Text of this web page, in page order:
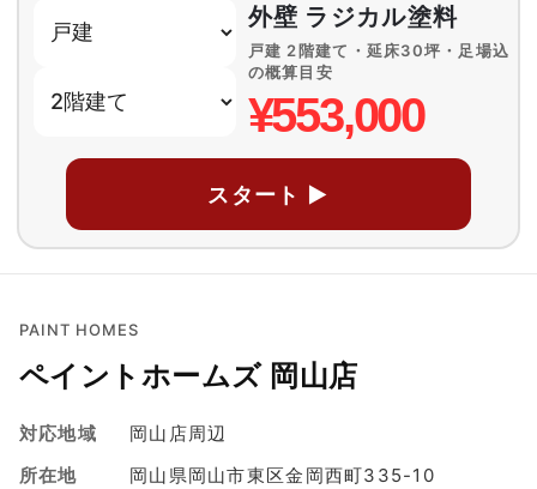
外壁 ラジカル塗料
戸建 2階建て・延床30坪・足場込
の概算目安
¥553,000
スタート ▶
PAINT HOMES
ペイントホームズ 岡山店
対応地域
岡山店周辺
所在地
岡山県岡山市東区金岡西町335-10